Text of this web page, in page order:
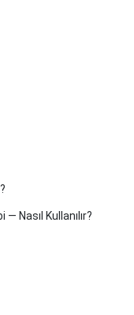
Nasıl Kullanılır?